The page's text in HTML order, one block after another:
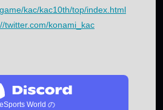
kac/kac10th/top/index.html
twitter.com/konami_kac
eSports World の